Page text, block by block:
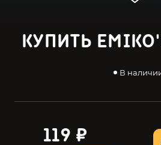
КУПИТЬ
В
119 ₽